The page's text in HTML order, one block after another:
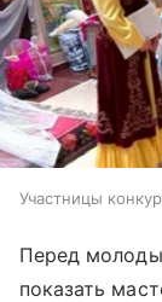
Участницы
Перед
показать